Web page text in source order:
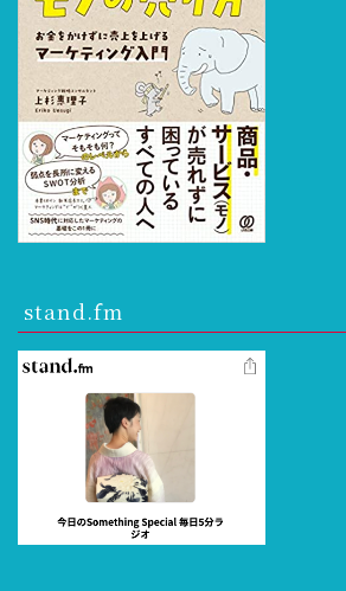
stand.fm